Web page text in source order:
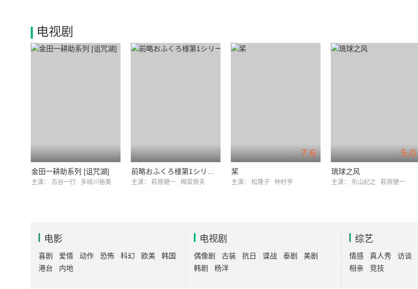
电视剧
金田一耕助系列 [诅咒湖]
主演： 古谷一行 多岐川裕美 主演： 萩原健一 梅宮辰夫
7.6
桨
主演： 松隆子 仲村亨
5.0
琉球之风
主演： 东山纪之 萩原健一
电影
喜剧 爱情 动作 恐怖 科幻 欧美
韩国
港台
内地
电视剧
偶像剧 古装 抗日 谍战 泰剧
美剧
韩剧
杨洋
综艺
情感 真人秀 访谈
相亲
竞技